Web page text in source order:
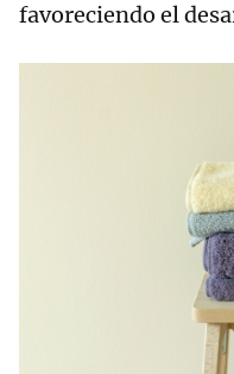
favoreciendo el